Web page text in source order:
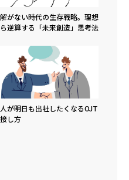
がない時代の生存戦略。理想
逆算する「未来創造」思考法
が明日も出社したくなるOJT
し方